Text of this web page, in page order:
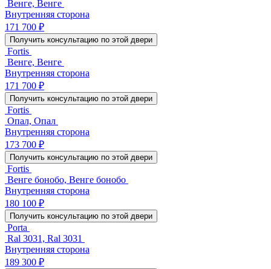
Венге, Венге
Внутренняя сторона
171 700 ₽
Получить консультацию по этой двери
Fortis
Венге, Венге
Внутренняя сторона
171 700 ₽
Получить консультацию по этой двери
Fortis
Опал, Опал
Внутренняя сторона
173 700 ₽
Получить консультацию по этой двери
Fortis
Венге бонобо, Венге бонобо
Внутренняя сторона
180 100 ₽
Получить консультацию по этой двери
Porta
Ral 3031, Ral 3031
Внутренняя сторона
189 300 ₽